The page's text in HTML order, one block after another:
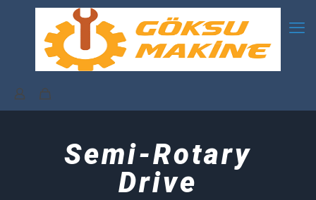
Semi-Rotary
Drive